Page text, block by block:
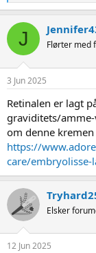
a
c
t
i
o
n
s
:
J Flørter med
3 Jun 2025
Retinalen er lagt
graviditets/
om denne
https://
care/
Elsker
12 Jun 2025